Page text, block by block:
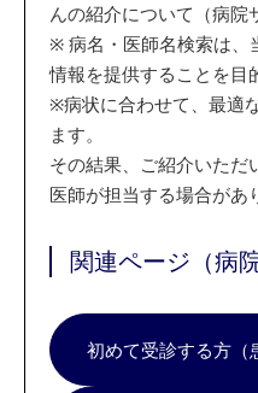
んの紹介について（病院
※ 病名・医師名検索は、
情報を提供することを目
※病状に合わせて、最適
ます。
その結果、ご紹介いただ
医師が担当する場合があ
関連ページ（病
初めて受診する方（